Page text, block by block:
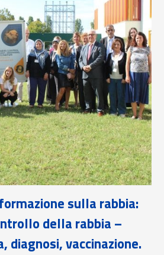
sulla rabbia:
della rabbia –
diagnosi, vaccinazione.